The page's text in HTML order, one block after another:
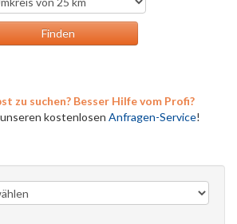
zu suchen? Besser Hilfe vom Profi?
kostenlosen Anfragen-Service!